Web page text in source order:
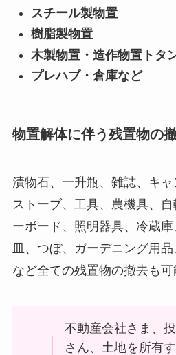
スチール製物置
樹脂製物置
木製物置・造作物置トタ
プレハブ・倉庫など
物置解体に伴う残置物の
漬物石、一升瓶、雑誌、キャ
ストーブ、工具、農機具、
ーボード、照明器具、冷蔵庫
皿、つぼ、ガーデニング用
など全ての残置物の撤去も可
不動産会社さま、
さん、土地を所有